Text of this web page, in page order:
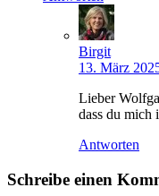
Birgit
13. März
Lieber
dass du mich
Antworten
Schreibe einen